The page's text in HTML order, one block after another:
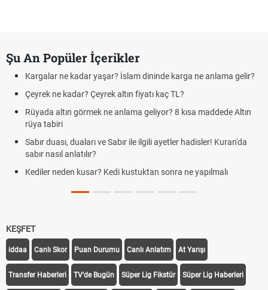
Şu An Popüler İçerikler
Kargalar ne kadar yaşar? İslam dininde karga ne anlama gelir?
Çeyrek ne kadar? Çeyrek altın fiyatı kaç TL?
Rüyada altın görmek ne anlama geliyor? 8 kısa maddede Altın
rüya tabiri
Sabır duası, duaları ve Sabır ile ilgili ayetler hadisler! Kuran'da
sabır nasıl anlatılır?
Kediler neden kusar? Kedi kustuktan sonra ne yapılmalı
KEŞFET
iddaa Canlı Skor Puan Durumu Canlı Anlatım At Yarışı
Transfer Haberleri TV'de Bugün Süper Lig Fikstür Süper Lig Haberleri